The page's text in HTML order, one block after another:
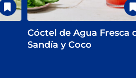
Cóctel de Agua Fresca
Sandía y Coco